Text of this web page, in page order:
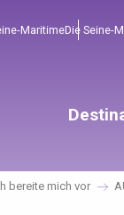
MaritimeDie Seine-
bereite mich vor